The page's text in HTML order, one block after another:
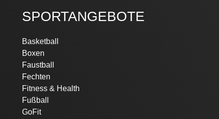
SPORTANGEBOTE
Navigation
überspringen
Basketball
Boxen
Faustball
Fechten
Fitness & Health
Fußball
GoFit